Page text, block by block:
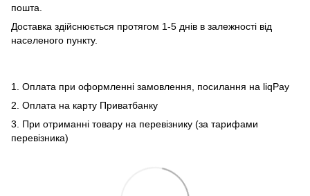
пошта.
Доставка здійснюється протягом 1-5 днів в залежності від
населеного пункту.
1. Оплата при оформленні замовлення, посилання на liqPay
2. Оплата на карту Приватбанку
3. При отриманні товару на перевізнику (за тарифами
перевізника)